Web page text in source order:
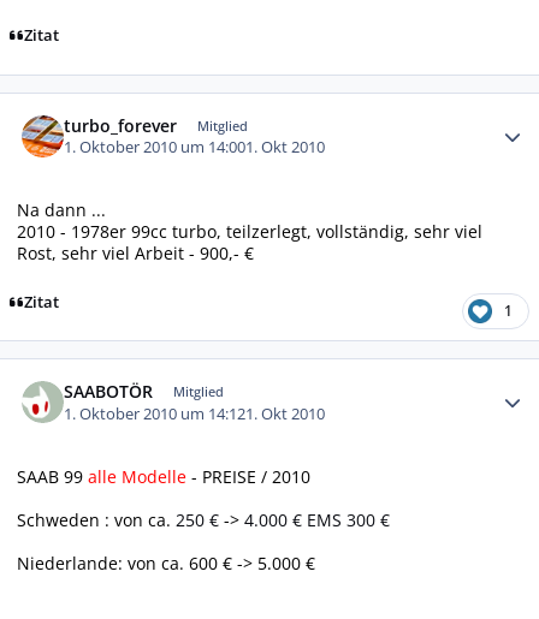
Zitat
turbo_forever Mitglied
1. Oktober 2010 um 14:001. Okt 2010
Na dann ...
2010 - 1978er 99cc turbo, teilzerlegt, vollständig, sehr viel
Rost, sehr viel Arbeit - 900,- €
Zitat 1
SAABOTÖR Mitglied
1. Oktober 2010 um 14:121. Okt 2010
SAAB 99 alle Modelle - PREISE / 2010
Schweden : von ca. 250 € -> 4.000 € EMS 300 €
Niederlande: von ca. 600 € -> 5.000 €